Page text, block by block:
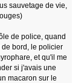
sauvetage de vie,
de police, quand
bord, le policier
et qu'il me
si j'avais une
macaron sur le